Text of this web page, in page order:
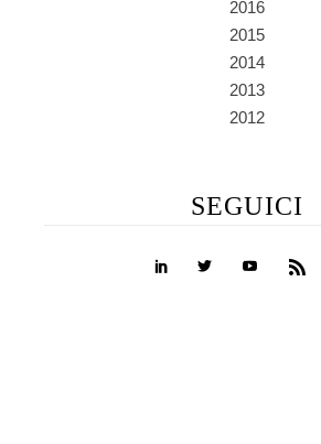
2016
2015
2014
2013
2012
SEGUICI